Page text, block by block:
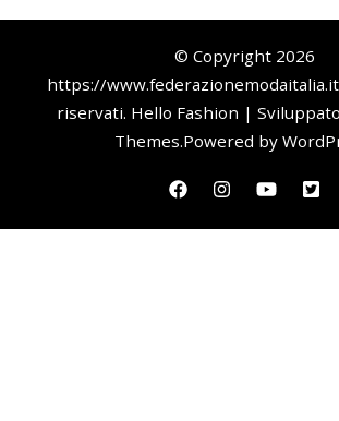
© Copyright 2026
https://www.federazionemodaitalia.it
riservati. Hello Fashion |
Themes.Powered by